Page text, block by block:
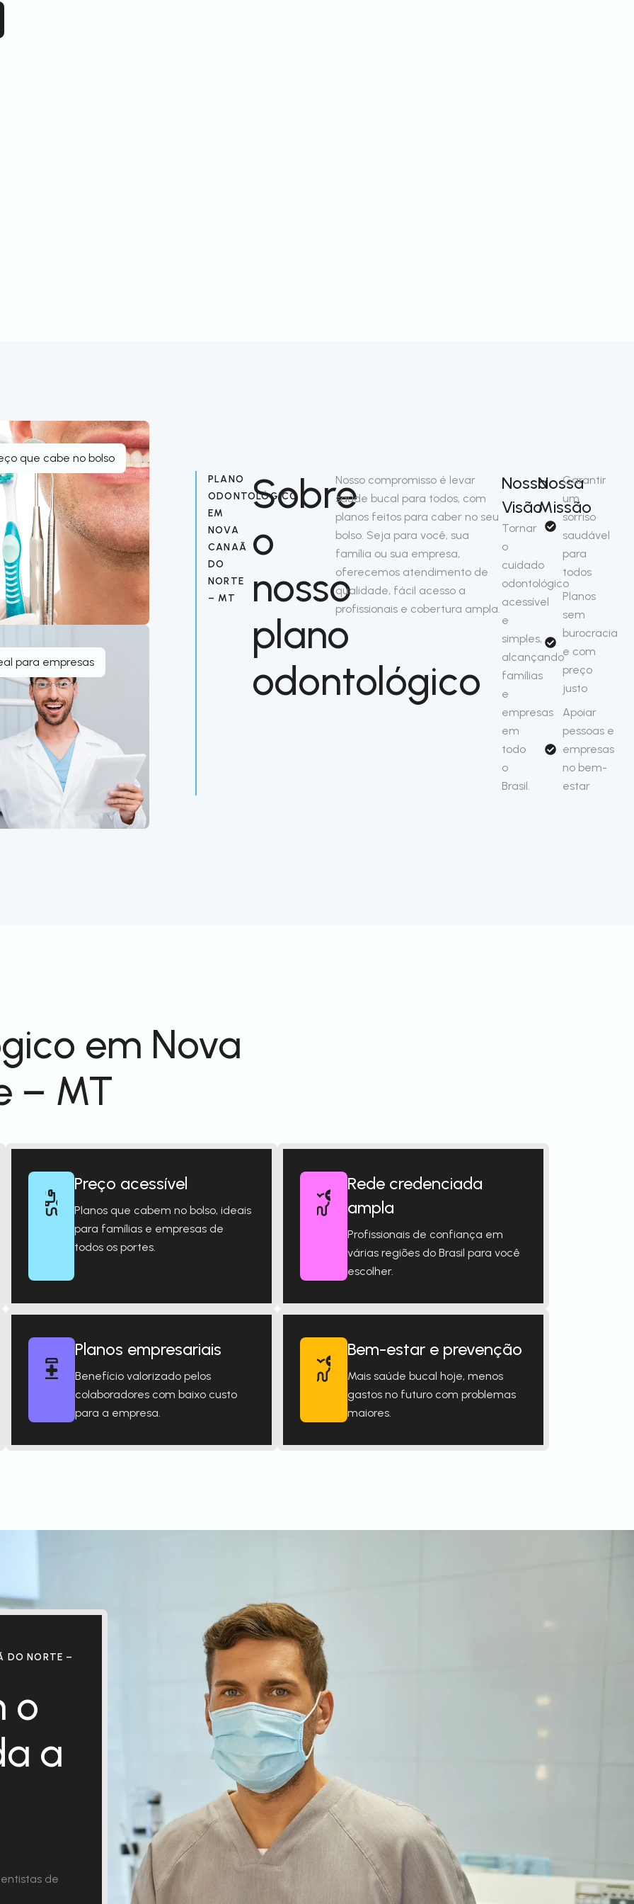
que cabe no bolso
para empresas
PLANO
ODONTOLÓGICO
EM
NOVA
CANAÃ
DO
NORTE
– MT
Sobre
o
nosso
plano
odontológico
Nosso compromisso é levar
saúde bucal para todos, com
planos feitos para caber no seu
bolso. Seja para você, sua
família ou sua empresa,
oferecemos atendimento de
qualidade, fácil acesso a
profissionais e cobertura ampla.
Nossa
Visão
Tornar
o
cuidado
odontológico
acessível
e
simples,
alcançando
famílias
e
empresas
em
todo
o
Brasil.
Nossa
Missão
Garantir
um
sorriso
saudável
para
todos
Planos
sem
burocracia
e com
preço
justo
Apoiar
pessoas e
empresas
no bem-
estar
em Nova
– MT
Preço acessível
Planos que cabem no bolso, ideais
para famílias e empresas de
todos os portes.
Rede credenciada
ampla
Profissionais de confiança em
várias regiões do Brasil para você
escolher.
Planos empresariais
Benefício valorizado pelos
colaboradores com baixo custo
para a empresa.
Bem-estar e prevenção
Mais saúde bucal hoje, menos
gastos no futuro com problemas
maiores.
DO NORTE –
o
a
de